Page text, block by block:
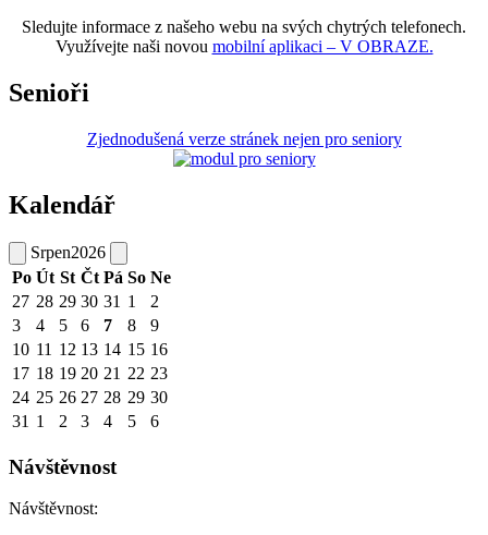
Sledujte informace z našeho webu na svých chytrých telefonech.
Využívejte naši novou mobilní aplikaci – V OBRAZE.
Senioři
Zjednodušená verze stránek nejen pro seniory
Kalendář
Srpen2026
Po Út St Čt Pá So Ne
27 28 29 30 31 1
2
3
4 5 6 7 8
9
10 11 12 13 14 15 16
17 18 19 20 21 22 23
24 25 26 27 28 29 30
31 1 2 3 4 5 6
Návštěvnost
Návštěvnost: